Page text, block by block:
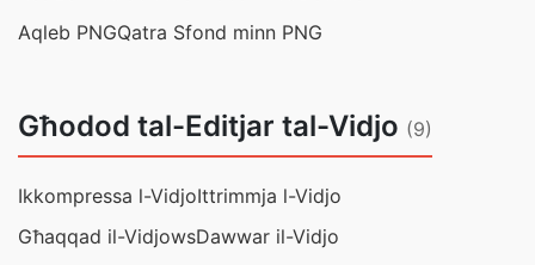
Aqleb PNGQatra Sfond minn PNG
Għodod tal-Editjar tal-Vidjo (9)
Ikkompressa l-VidjoIttrimmja l-Vidjo
Għaqqad il-VidjowsDawwar il-Vidjo